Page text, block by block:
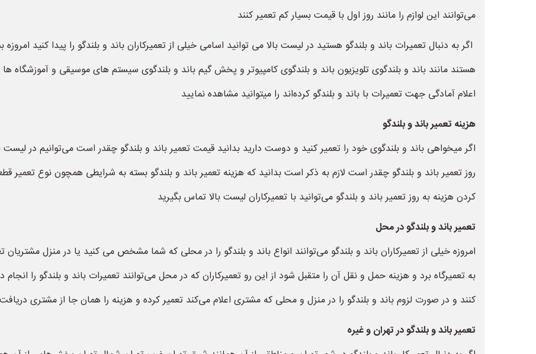
می‌توانند این لوازم را مانند روز اول با قیمت بسیار کم تعمیر کنند
اگر به دنبال تعمیرات باند و بلندگو هستید در لیست بالا می توانید اسامی خیلی از تعمیرکاران باند و بلندگو را پیدا کنید امروزه
هستند مانند باند و بلندگوی تلویزیون باند و بلندگوی کامپیوتر و پخش گیم باند و بلندگوی سیستم های موسیقی و آموزشگاه ها
اعلام آمادگی جهت تعمیرات با باند و بلندگو کرده‌اند را میتوانید مشاهده نمایید
هزینه تعمیر باند و بلندگو
اگر میخواهی باند و بلندگوی خود را تعمیر کنید و دوست دارید بدانید قیمت تعمیر باند و بلندگو چقدر است می‌توانیم در لیست
روز تعمیر باند و بلندگو چقدر است لازم به ذکر است بدانید که هزینه تعمیر باند و بلندگو بسته به شرایطی همچون نوع
کردن هزینه به روز تعمیر باند و بلندگو می‌توانید با تعمیرکاران لیست بالا تماس بگیرید
تعمیر باند و بلندگو در محل
امروزه خیلی از تعمیرکاران باند و بلندگو می‌توانند انواع باند و بلندگو را در محلی که شما مشخص می کنید یا در منزل مشتریان
به تعمیرگاه برد و هزینه حمل و نقل آن را متقبل شود از این رو تعمیرکاران که در محل می‌توانند تعمیرات باند و بلندگو را
کنند و در صورت لزوم باند و بلندگو را در منزل و محلی که مشتری اعلام می‌کند تعمیر کرده و هزینه را همان جا از مشتری
تعمیر باند و بلندگو در تهران و غیره